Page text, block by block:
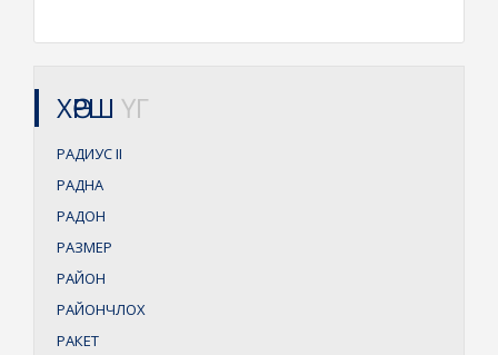
ХӨРШ ҮГ
РАДИУСII
РАДНА
РАДОН
РАЗМЕР
РАЙОН
РАЙОНЧЛОХ
РАКЕТ